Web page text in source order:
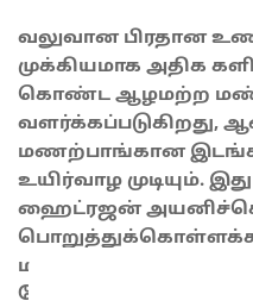
வலுவான பிரதான
முக்கியமாக அதிக
கொண்ட ஆழமற்ற
வளர்க்கப்படுகிறது,
மணற்பாங்கான
உயிர்வாழ முடியும்.
ஹைட்ரஜன்
மண்ணிலும்
தேக்கம் மற்றும்